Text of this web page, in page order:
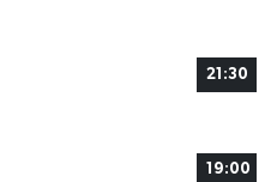
21:30
19:00